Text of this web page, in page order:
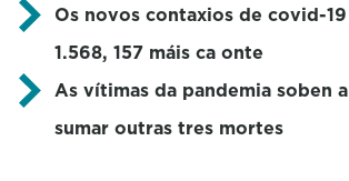
Os novos contaxios de covid-
1.568, 157 máis ca onte
As vítimas da pandemia soben
sumar outras tres mortes